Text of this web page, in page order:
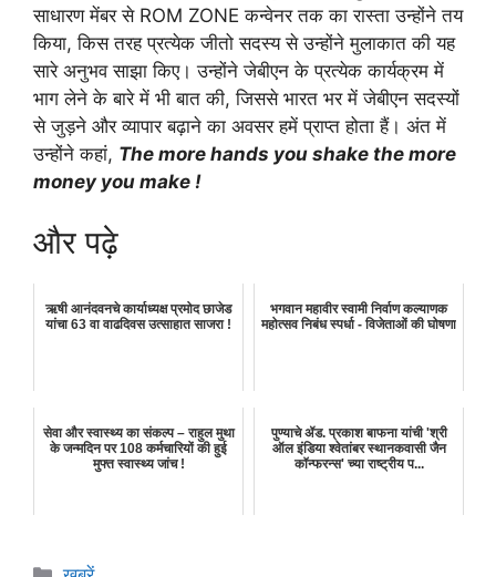
साधारण मेंबर से ROM ZONE कन्वेनर तक का रास्ता उन्होंने तय
किया, किस तरह प्रत्येक जीतो सदस्य से उन्होंने मुलाकात की यह
सारे अनुभव साझा किए। उन्होंने जेबीएन के प्रत्येक कार्यक्रम में
भाग लेने के बारे में भी बात की, जिससे भारत भर में जेबीएन सदस्यों
से जुड़ने और व्यापार बढ़ाने का अवसर हमें प्राप्त होता हैं। अंत में
उन्होंने कहां, The more hands you shake the more
money you make !
और पढ़े
ऋषी आनंदवनचे कार्याध्यक्ष प्रमोद छाजेड
यांचा 63 वा वाढदिवस उत्साहात साजरा !
भगवान महावीर स्वामी निर्वाण कल्याणक
महोत्सव निबंध स्पर्धा - विजेताओं की घोषणा
सेवा और स्वास्थ्य का संकल्प – राहुल मुथा
के जन्मदिन पर 108 कर्मचारियों की हुई
मुफ्त स्वास्थ्य जांच !
पुण्याचे ॲड. प्रकाश बाफना यांची 'श्री
ऑल इंडिया श्वेतांबर स्थानकवासी जैन
कॉन्फरन्स' च्या राष्ट्रीय प...
Categories